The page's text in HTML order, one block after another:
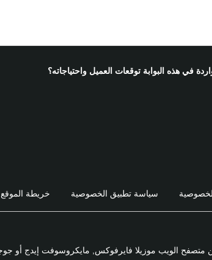
في هذه البوابة توقعات العميل واحتياجاته؟
سياسة تطبيق الخصوصية خريطة الموقع